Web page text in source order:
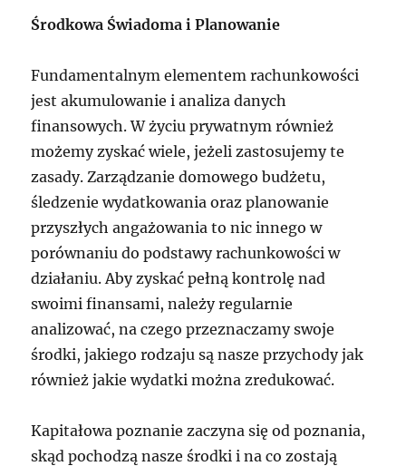
Środkowa Świadoma i Planowanie
Fundamentalnym elementem rachunkowości
jest akumulowanie i analiza danych
finansowych. W życiu prywatnym również
możemy zyskać wiele, jeżeli zastosujemy te
zasady. Zarządzanie domowego budżetu,
śledzenie wydatkowania oraz planowanie
przyszłych angażowania to nic innego w
porównaniu do podstawy rachunkowości w
działaniu. Aby zyskać pełną kontrolę nad
swoimi finansami, należy regularnie
analizować, na czego przeznaczamy swoje
środki, jakiego rodzaju są nasze przychody jak
również jakie wydatki można zredukować.
Kapitałowa poznanie zaczyna się od poznania,
skąd pochodzą nasze środki i na co zostają